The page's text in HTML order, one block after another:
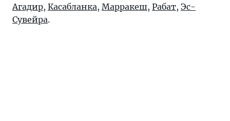
Агадир, Касабланка, Марракеш, Рабат, Эс-
Сувейра.